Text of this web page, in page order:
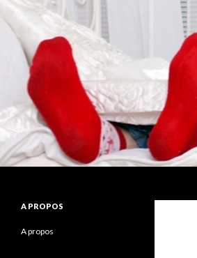
A PROPOS
A propos